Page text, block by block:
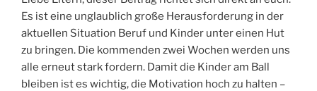
Es ist eine unglaublich große Herausforderung in der
aktuellen Situation Beruf und Kinder unter einen Hut
zu bringen. Die kommenden zwei Wochen werden uns
alle erneut stark fordern. Damit die Kinder am Ball
bleiben ist es wichtig, die Motivation hoch zu halten –